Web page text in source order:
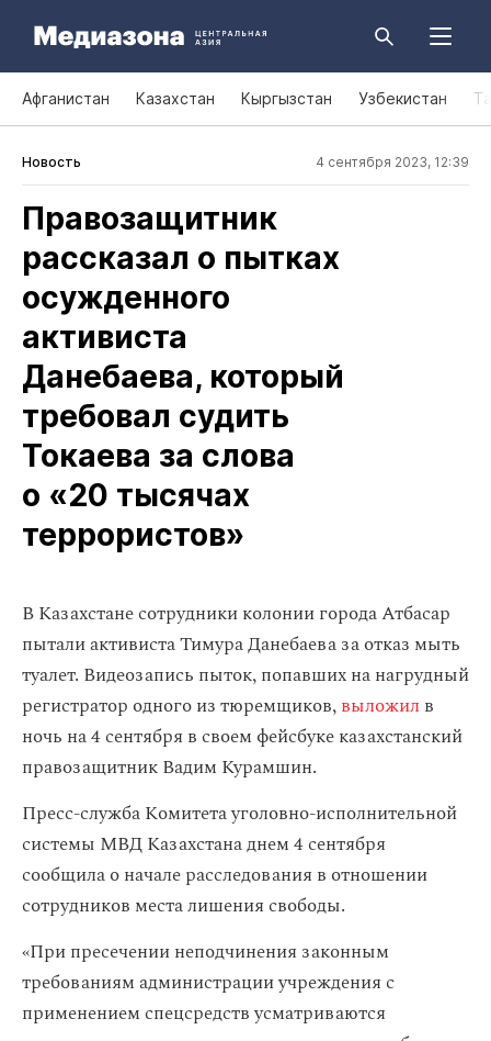
Афганистан Казахстан Кыргызстан Узбекистан
Новость 4 сентября 2023, 12:39
Правозащитник
рассказал о пытках
осужденного
активиста
Данебаева, который
требовал судить
Токаева за слова
о «20 тысячах
террористов»
В Казахстане сотрудники колонии города Атбасар
пытали активиста Тимура Данебаева за отказ мыть
туалет. Видеозапись пыток, попавших на нагрудный
регистратор одного из тюремщиков,выложил в
ночь на 4 сентября в своем фейсбуке казахстанский
правозащитник Вадим Курамшин.
Пресс-служба Комитета уголовно-исполнительной
системы МВД Казахстана днем 4 сентября
сообщила о начале расследования в отношении
сотрудников места лишения свободы.
«При пресечении неподчинения законным
требованиям администрации учреждения с
применением спецсредств усматриваются